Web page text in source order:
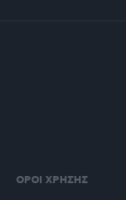
ΟΡΟΙ ΧΡΗΣΗΣ